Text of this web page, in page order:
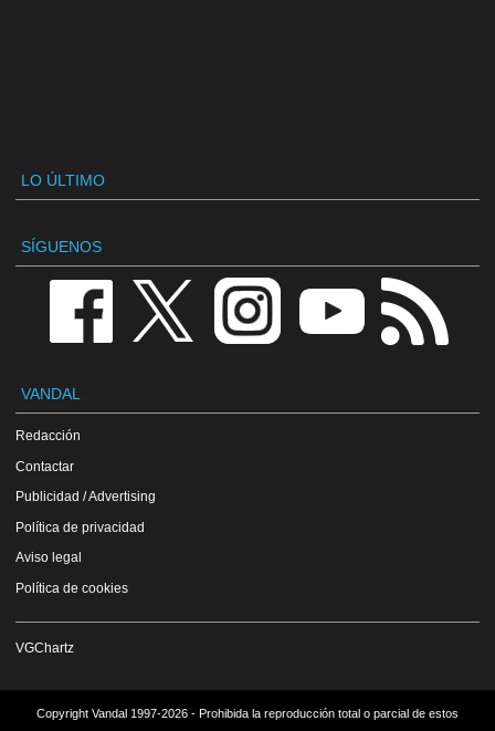
LO ÚLTIMO
SÍGUENOS
VANDAL
Redacción
Contactar
Publicidad / Advertising
Política de privacidad
Aviso legal
Política de cookies
VGChartz
Copyright Vandal 1997-2026 - Prohibida la reproducción total o parcial de estos